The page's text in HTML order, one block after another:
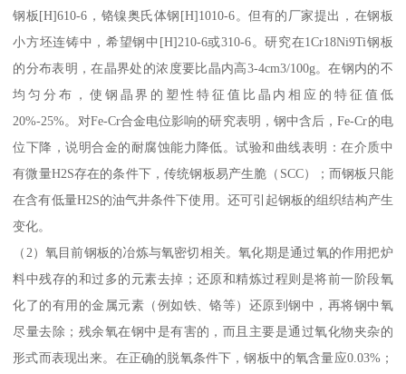
钢板[H]610-6，铬镍奥氏体钢[H]1010-6。但有的厂家提出，在钢板
小方坯连铸中，希望钢中[H]210-6或310-6。研究在1Cr18Ni9Ti钢板
的分布表明，在晶界处的浓度要比晶内高3-4cm3/100g。在钢内的不
均匀分布，使钢晶界的塑性特征值比晶内相应的特征值低
20%-25%。对Fe-Cr合金电位影响的研究表明，钢中含后，Fe-Cr的电
位下降，说明合金的耐腐蚀能力降低。试验和曲线表明：在介质中
有微量H2S存在的条件下，传统钢板易产生脆（SCC）；而钢板只能
在含有低量H2S的油气井条件下使用。还可引起钢板的组织结构产生
变化。
（2）氧目前钢板的冶炼与氧密切相关。氧化期是通过氧的作用把炉
料中残存的和过多的元素去掉；还原和精炼过程则是将前一阶段氧
化了的有用的金属元素（例如铁、铬等）还原到钢中，再将钢中氧
尽量去除；残余氧在钢中是有害的，而且主要是通过氧化物夹杂的
形式而表现出来。在正确的脱氧条件下，钢板中的氧含量应0.03%；